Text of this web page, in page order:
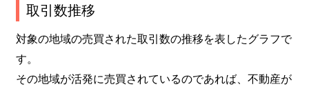
取引数推移
対象の地域の売買された取引数の推移を表したグラフで
す。
その地域が活発に売買されているのであれば、不動産が